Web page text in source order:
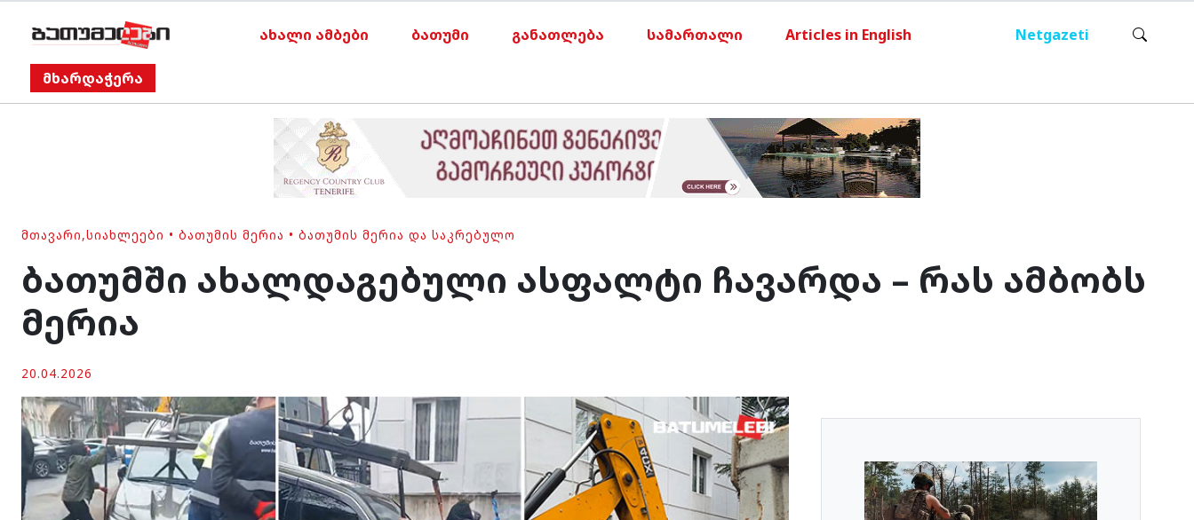
ახალი ამბები ბათუმი განათლება სამართალი Articles in English Netgazeti
მხარდაჭერა
ᲛᲗᲐᲕᲐᲠᲘ,ᲡᲘᲐᲮᲚᲔᲔᲑᲘ • ᲑᲐᲗᲣᲛᲘᲡ ᲛᲔᲠᲘᲐ • ᲑᲐᲗᲣᲛᲘᲡ ᲛᲔᲠᲘᲐ ᲓᲐ ᲡᲐᲙᲠᲔᲑᲣᲚᲝ
ბათუმში ახალდაგებული ასფალტი ჩავარდა – რას ამბობს
მერია
20.04.2026